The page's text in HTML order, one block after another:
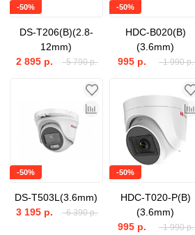
-50%
DS-T206(B)(2.8-
12mm)
5 790 р.
2 895 р.
-50%
HDC-B020(B)
(3.6mm)
1 990 р.
995 р.
-50%
DS-T503L(3.6mm)
6 390 р.
3 195 р.
-50%
HDC-T020-P(B)
(3.6mm)
1 990 р.
995 р.